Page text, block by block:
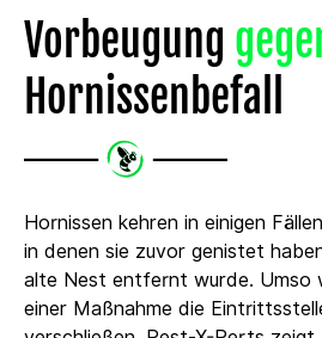
Vorbeugung
Hornissenbefall
Hornissen kehren in einigen
in denen sie zuvor genistet
alte Nest entfernt wurde. Umso
einer Maßnahme die